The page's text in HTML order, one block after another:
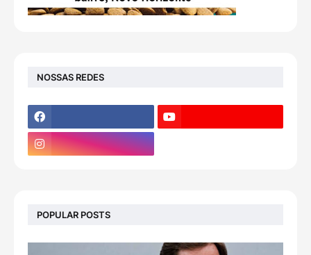
NOSSAS REDES
POPULAR POSTS